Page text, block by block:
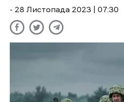
- 28 Листопада 2023 | 07:30